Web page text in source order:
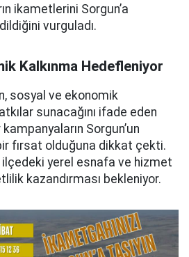
ikametlerini Sorgun’a
vurguladı.
Kalkınma Hedefleniyor
sosyal ve ekonomik
sunacağını ifade eden
Sorgun’un
fırsat olduğuna dikkat çekti.
ilçedeki yerel esnafa ve hizmet
kazandırması bekleniyor.